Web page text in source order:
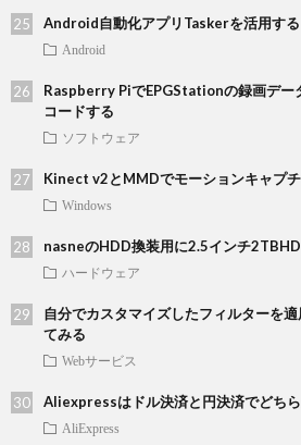
Android自動化アプリTaskerを活用する
Android
Raspberry PiでEPGStationの録画デー
コードする
ソフトウェア
Kinect v2とMMDでモーションキャプ
Windows
nasneのHDD換装用に2.5インチ
ハードウェア
自分でカスタマイズしたフィルターを
てみる
Webサービス
Aliexpressはドル決済と円決済でどち
AliExpress